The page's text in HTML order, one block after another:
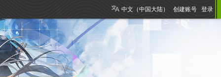
中文（中国大陆） 创建账号 登录